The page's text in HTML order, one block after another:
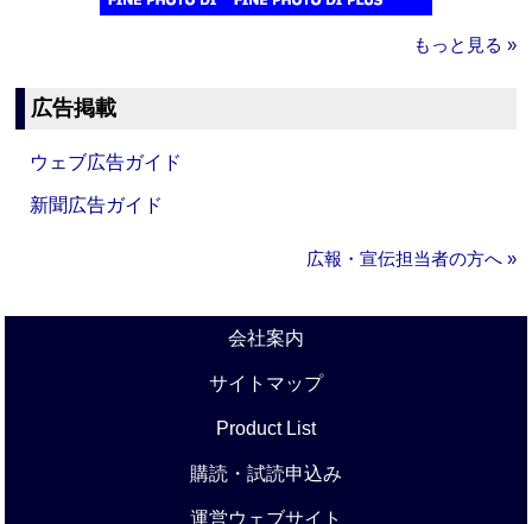
もっと見る »
広告掲載
ウェブ広告ガイド
新聞広告ガイド
広報・宣伝担当者の方へ »
会社案内
サイトマップ
Product List
購読・試読申込み
運営ウェブサイト